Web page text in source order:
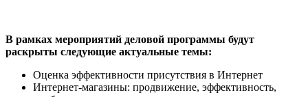
В рамках мероприятий деловой программы будут
раскрыты следующие актуальные темы:
Оценка эффективности присутствия в Интернет
Интернет-магазины: продвижение, эффективность,